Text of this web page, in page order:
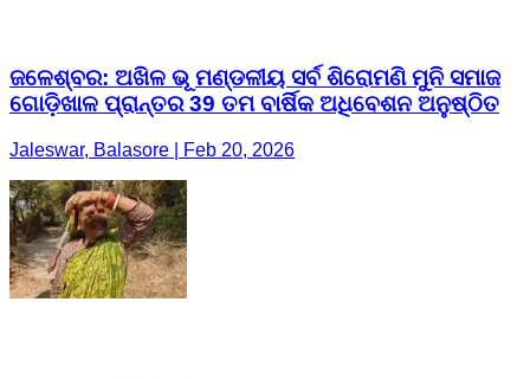
ଜଳେଶ୍ବର: ଅଖିଳ ଭୂ ମଣ୍ଡଳୀୟ ସର୍ବ ଶିରୋମଣି ମୁନି ସମାଜ
ଗୋଡ଼ିଖାଳ ପ୍ରାନ୍ତର 39 ତମ ବାର୍ଷିକ ଅଧିବେଶନ ଅନୁଷ୍ଠିତ
Jaleswar, Balasore | Feb 20, 2026